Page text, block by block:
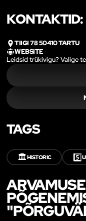
KONTAKTID:
TIIGI 78 50410 TARTU
WEBSITE
Leidsid trükivigu? Valige
TAGS
🏛️HISTORIC 5️⃣